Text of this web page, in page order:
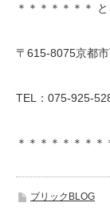
＊＊＊＊＊＊＊
〒615-8075京都
TEL：075-925-
＊＊＊＊＊＊＊
ブリックBLOG